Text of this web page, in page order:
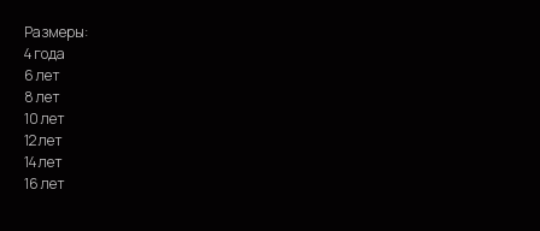
Размеры:
4 года
6 лет
8 лет
10 лет
12 лет
14 лет
16 лет